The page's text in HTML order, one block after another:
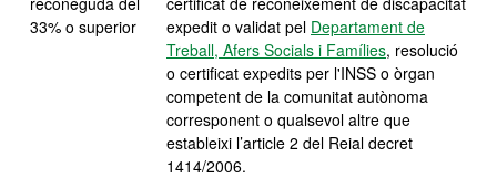
33% o superior
expedit o validat pel Departament de
Treball, Afers Socials i Famílies, resolució
o certificat expedits per l'INSS o òrgan
competent de la comunitat autònoma
corresponent o qualsevol altre que
estableixi l’article 2 del Reial decret
1414/2006.